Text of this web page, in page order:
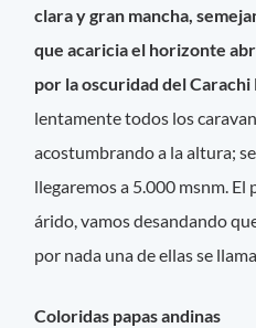
clara y gran mancha,
que acaricia el horizonte
por la oscuridad del Carachi
lentamente todos los
acostumbrando a la altura;
llegaremos a 5.000 msnm. El
árido, vamos desandando
por nada una de ellas se
Coloridas papas andinas